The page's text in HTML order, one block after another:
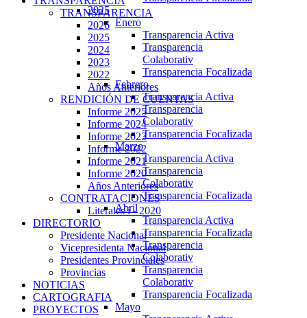
2025
Enero
Transparencia Activa
Transparencia
Colaborativ
Transparencia Focalizada
Febrero
Transparencia Activa
Transparencia
Colaborativ
Transparencia Focalizada
Marzo
Transparencia Activa
Transparencia
Colaborativ
Transparencia Focalizada
Abril
Transparencia Activa
Transparencia Focalizada
Transparencia
Colaborativ
Transparencia
Colaborativ
Transparencia Focalizada
Mayo
TRANSPARENCIA
2026
2025
2024
2023
2022
Años Anteriores
RENDICIÓN DE CUENTAS
Informe 2025
Informe 2024
Informe 2023
Informe 2022
Informe 2021
Informe 2020
Años Anteriores
CONTRATACIONES
Literales i - 2020
DIRECTORIO
Presidente Nacional
Vicepresidenta Nacional
Presidentes Provinciales
Provincias
NOTICIAS
CARTOGRAFIA
PROYECTOS